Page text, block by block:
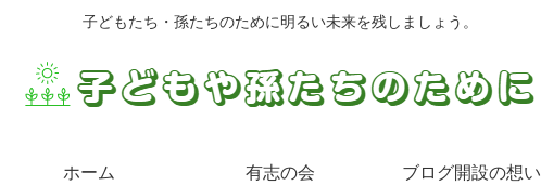
子どもたち・孫たちのために明るい未来を残しましょう。
ホーム 有志の会 ブログ開設の想い